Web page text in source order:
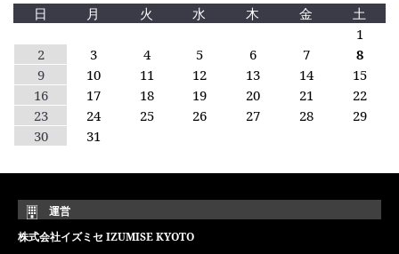
日
月 火 水 木 金
土
1
2
3 4 5 6 7
8
9
10 11 12 13 14
15
16
17 18 19 20 21
22
23
24 25 26 27 28
29
30
31
運営
株式会社イズミセ IZUMISE KYOTO